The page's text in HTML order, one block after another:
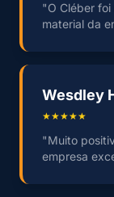
"O Cléber
material da
Wesdley
★★★★★
"Muito
empresa